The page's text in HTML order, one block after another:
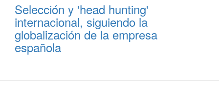
Selección y 'head hunting'
internacional, siguiendo la
globalización de la empresa
española